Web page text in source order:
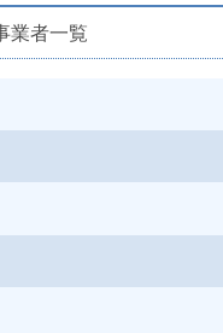
業者一覧